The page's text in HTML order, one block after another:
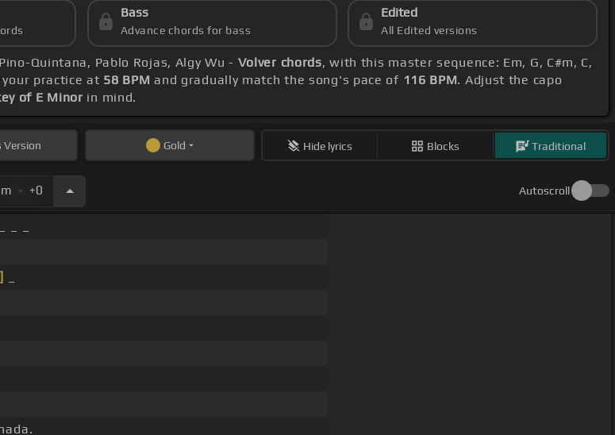
Bass
Advance chords for bass
Edited
All Edited versions
Quintana, Pablo Rojas, Algy Wu - Volver chords, with this master sequence: Em, G, C#m, C,
your practice at 58 BPM and gradually match the song's pace of 116 BPM. Adjust the capo
of E Minor in mind.
Version Gold Hide lyrics Blocks Traditional
. +0 Autoscroll